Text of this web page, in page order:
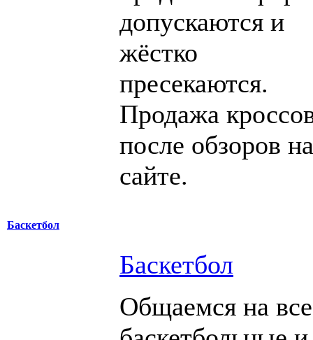
допускаются и
жёстко
пресекаются.
Продажа
после обзоров на
сайте.
Баскетбол
Баскетбол
Общаемся на все